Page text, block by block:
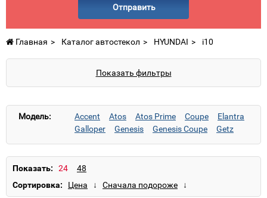
Отправить
Главная Каталог автостекол HYUNDAI i10
Показать фильтры
Модель: Accent Atos Atos Prime Coupe
Elantra
Galloper
Genesis Genesis Coupe
Getz
i20
Solaris
Sonata Terracan
Показать:
Сортировка: